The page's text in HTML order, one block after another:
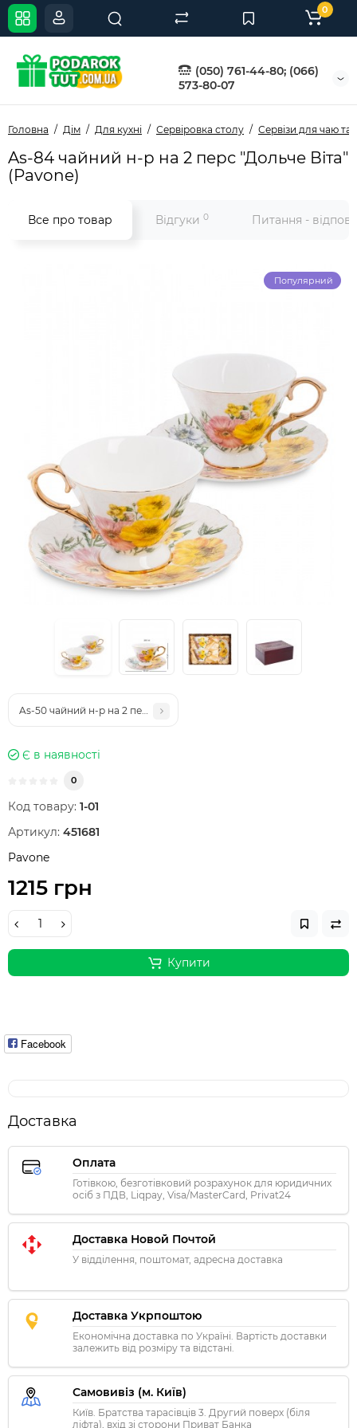
(050) 761-44-80; (066)
573-80-07
0
Головна Дім Для кухні Сервіровка столу Сервізи для чаю та
As-84 чайний н-р на 2 перс "Дольче Віта"
(Pavone)
Все про товар Відгуки 0 Питання -
Популярний
As-50 чайний н-р на 2 перс. "Ізола-Белла" (Pavone)
Є в наявності
0
Код товару: 1-01
Артикул: 451681
Pavone
1215 грн
Купити
Facebook
Доставка
Оплата
Готівкою, безготівковий розрахунок для юридичних
осіб з ПДВ, Liqpay, Visa/MasterCard, Privat24
Доставка Новой Почтой
У відділення, поштомат, адресна доставка
Доставка Укрпоштою
Економічна доставка по Україні. Вартість доставки
залежить від розміру та відстані.
Самовивіз (м. Київ)
Київ. Братства тарасівців 3. Другий поверх (біля
ліфта), вхід зі сторони Приват Банка